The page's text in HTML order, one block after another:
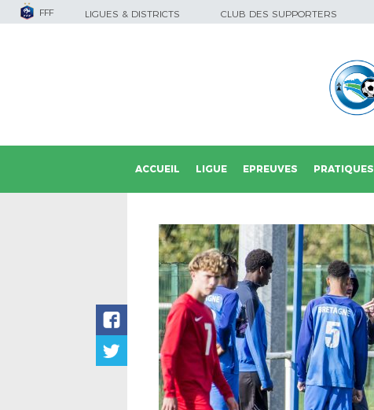
FFF LIGUES & DISTRICTS CLUB DES SUPPORTERS
ACCUEIL LIGUE EPREUVES PRATIQUES